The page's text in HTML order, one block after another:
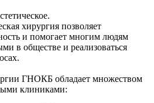
хирургия позволяет
и помогает многим людям
в обществе и реализоваться
ГНОКБ обладает множеством
клиниками: